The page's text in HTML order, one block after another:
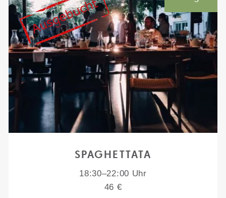
SPAGHETTATA
18:30–22:00 Uhr
46 €